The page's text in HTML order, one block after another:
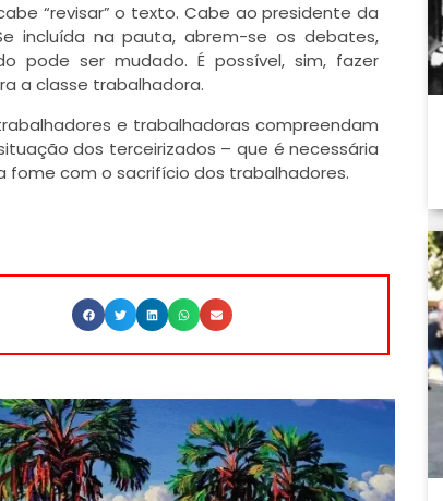
“revisar” o texto. Cabe ao presidente da
incluída na pauta, abrem-se os debates,
pode ser mudado. É possível, sim, fazer
a classe trabalhadora.
e trabalhadoras compreendam
dos terceirizados – que é necessária
fome com o sacrifício dos trabalhadores.